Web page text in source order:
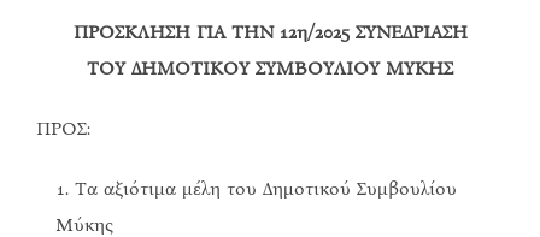
ΠΡΟΣΚΛΗΣΗ ΓΙΑ ΤΗΝ 12η/2025 ΣΥΝΕΔΡΙΑΣΗ
ΤΟΥ ΔΗΜΟΤΙΚΟΥ ΣΥΜΒΟΥΛΙΟΥ ΜΥΚΗΣ
ΠΡΟΣ:
Τα αξιότιμα μέλη του Δημοτικού Συμβουλίου
Μύκης